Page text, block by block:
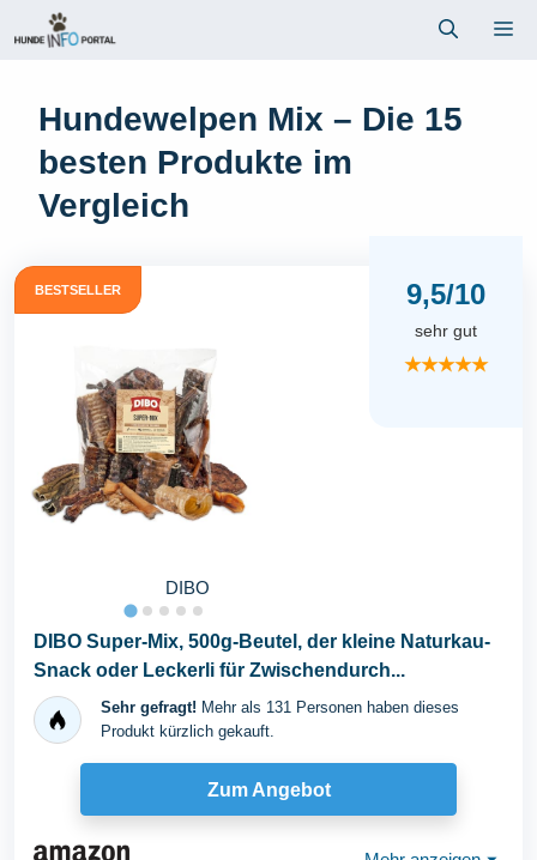
Inhalt
Hundewelpen Mix – Die 15
besten Produkte im
Vergleich
BESTSELLER
DIBO
9,5/10
sehr gut
★★★★★
DIBO Super-Mix, 500g-Beutel, der kleine Naturkau-
Snack oder Leckerli für Zwischendurch...
Sehr gefragt! Mehr als 131 Personen haben dieses
Produkt kürzlich gekauft.
Zum Angebot